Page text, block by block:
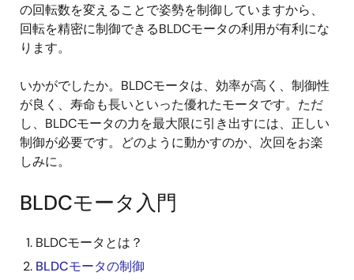
の回転数を変えることで姿勢を制御していますから、
回転を精密に制御できるBLDCモータの利用が有利にな
ります。
いかがでしたか。BLDCモータは、効率が高く、制御性
が良く、寿命も長いといった優れたモータです。ただ
し、BLDCモータの力を最大限に引き出すには、正しい
制御が必要です。どのように動かすのか、次回をお楽
しみに。
BLDCモータ入門
BLDCモータとは？
BLDCモータの制御